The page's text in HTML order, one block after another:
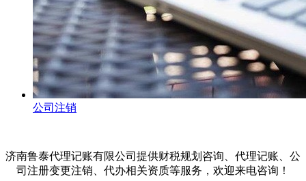
公司注销
济南鲁泰代理记账有限公司提供财税规划咨询、代理记账、公
司注册变更注销、代办相关资质等服务，欢迎来电咨询！